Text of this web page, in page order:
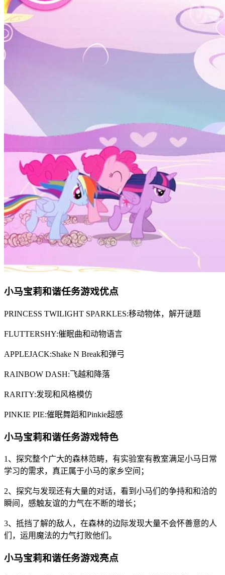
小马宝莉和谐任务游戏优点
PRINCESS TWILIGHT SPARKLES:移动物体，解开谜题
FLUTTERSHY:催眠曲和动物语言
APPLEJACK:Shake N Break和弹弓
RAINBOW DASH:飞越和降落
RARITY:发现和风格模仿
PINKIE PIE:催眠舞蹈和Pinkie超感
小马宝莉和谐任务游戏特色
1、探究整个广大的森林范畴，有实验室有教室满足小马日常
学习的需求，真正属于小马的家乡空间；
2、探究与发现还有大量的对话，看到小马们的争持和和洽的
瞬间，感触友谊的力气在不断的增长；
3、抵挡了解的敌人，在森林的边际发现大量不会怀善意的人
们，运用魔法的力气打败他们。
小马宝莉和谐任务游戏亮点